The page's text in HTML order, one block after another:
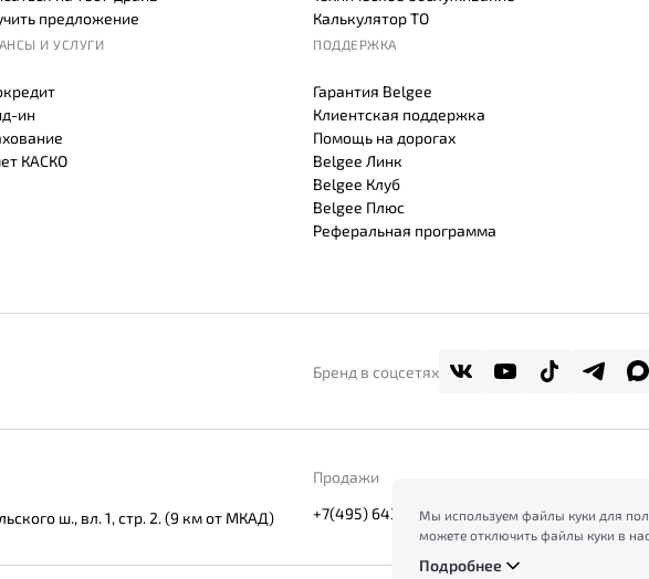
предложение
И УСЛУГИ
ин
КАСКО
Калькулятор ТО
ПОДДЕРЖКА
Гарантия Belgee
Клиентская поддержка
Помощь на дорогах
Belgee Линк
Belgee Клуб
Belgee Плюс
Реферальная программа
Бренд в соцсетях
ш., вл. 1, стр. 2. (9 км от МКАД)
Продажи
+7(495) 643-11-11Мы используем файлы куки для
можете отключить файлы куки в
ознакомление с информацией по
Подробнее